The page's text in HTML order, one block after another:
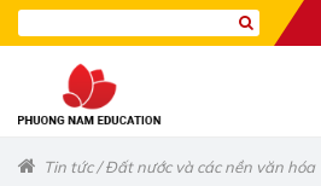
Tin tức/Đất nước và các nền văn hóa